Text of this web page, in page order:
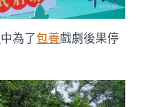
中為了包養戲劇後果停